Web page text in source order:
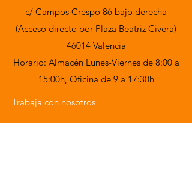
c/ Campos Crespo 86 bajo derecha
(Acceso directo por Plaza Beatriz Civera)
46014 Valencia
Horario: Almacén Lunes-Viernes de 8:00 a
15:00h, Oficina de 9 a 17:30h
Trabaja con nosotros